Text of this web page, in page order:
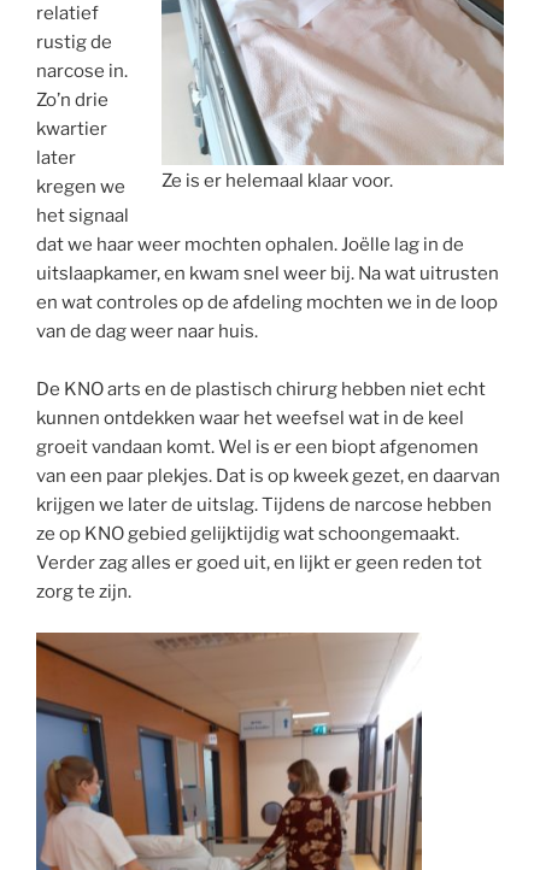
Ze is er helemaal klaar voor.
relatief
rustig de
narcose in.
Zo’n drie
kwartier
later
kregen we
het signaal
dat we haar weer mochten ophalen. Joëlle lag in de
uitslaapkamer, en kwam snel weer bij. Na wat uitrusten
en wat controles op de afdeling mochten we in de loop
van de dag weer naar huis.
De KNO arts en de plastisch chirurg hebben niet echt
kunnen ontdekken waar het weefsel wat in de keel
groeit vandaan komt. Wel is er een biopt afgenomen
van een paar plekjes. Dat is op kweek gezet, en daarvan
krijgen we later de uitslag. Tijdens de narcose hebben
ze op KNO gebied gelijktijdig wat schoongemaakt.
Verder zag alles er goed uit, en lijkt er geen reden tot
zorg te zijn.